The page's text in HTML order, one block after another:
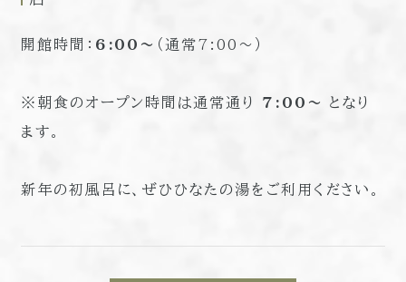
開館時間： 6:00〜 （通常7:00〜）
※朝食のオープン時間は通常通り 7:00〜
となり
ます。
新年の初風呂に、ぜひひなたの湯をご利用ください。